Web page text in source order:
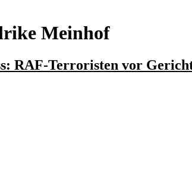
Meinhof
RAF-Terroristen vor